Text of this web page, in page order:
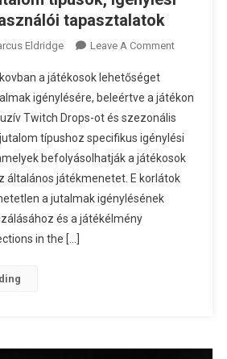
tapasztalatok
Eldridge Leave A CommentOn
Tarkov
Ajándék
Igénylések:
Jutalom
Típusok,
a játékosok lehetőséget
igénylésére, beleértve a játékon
Twitch Drops-ot és szezonális
típushoz specifikus igénylési
befolyásolhatják a játékosok
általános játékmenetet. E korlátok
a jutalmak igénylésének
és a játékélmény
in the […]